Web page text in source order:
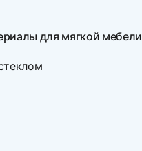
для мягкой мебели